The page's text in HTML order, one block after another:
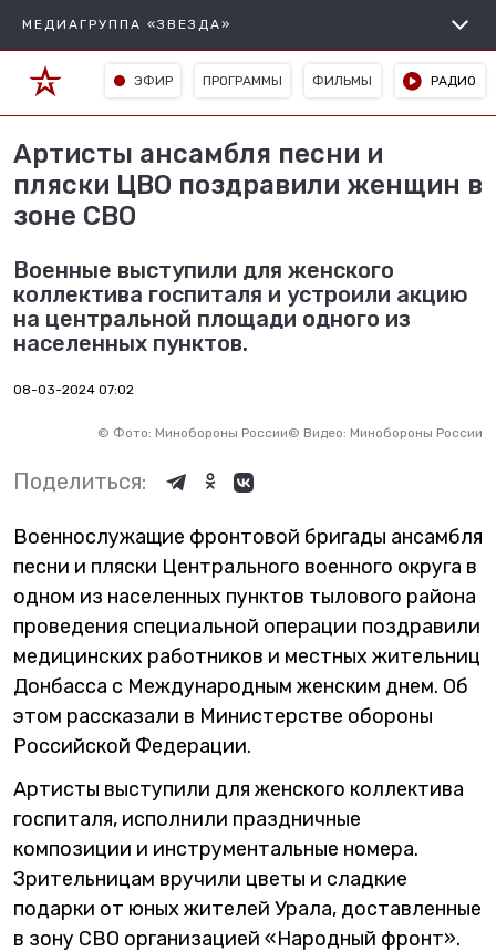
МЕДИАГРУППА «ЗВЕЗДА»
ЭФИР ПРОГРАММЫ ФИЛЬМЫ РАДИО
Артисты ансамбля песни и
пляски ЦВО поздравили женщин в
зоне СВО
Военные выступили для женского
коллектива госпиталя и устроили акцию
на центральной площади одного из
населенных пунктов.
08-03-2024 07:02
© Фото: Минобороны России© Видео: Минобороны России
Поделиться:
Военнослужащие фронтовой бригады ансамбля
песни и пляски Центрального военного округа в
одном из населенных пунктов тылового района
проведения специальной операции поздравили
медицинских работников и местных жительниц
Донбасса с Международным женским днем. Об
этом рассказали в Министерстве обороны
Российской Федерации.
Артисты выступили для женского коллектива
госпиталя, исполнили праздничные
композиции и инструментальные номера.
Зрительницам вручили цветы и сладкие
подарки от юных жителей Урала, доставленные
в зону СВО организацией «Народный фронт».